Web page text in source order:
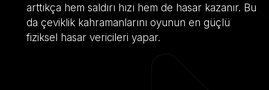
arttıkça hem saldırı hızı hem de hasar kazanır. Bu
da çeviklik kahramanlarını oyunun en güçlü
fiziksel hasar vericileri yapar.